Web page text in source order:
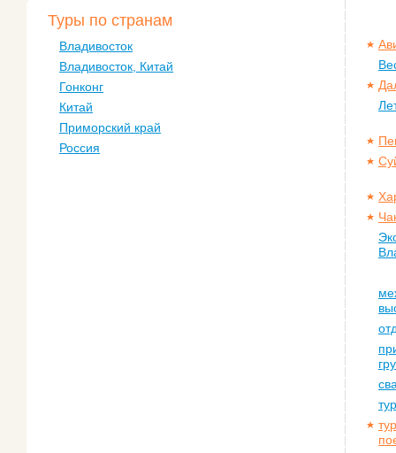
Туры по странам
Владивосток
Владивосток, Китай
Гонконг
Китай
Приморский край
Россия